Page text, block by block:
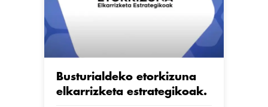
Busturialdeko etorkizuna
elkarrizketa estrategikoak.